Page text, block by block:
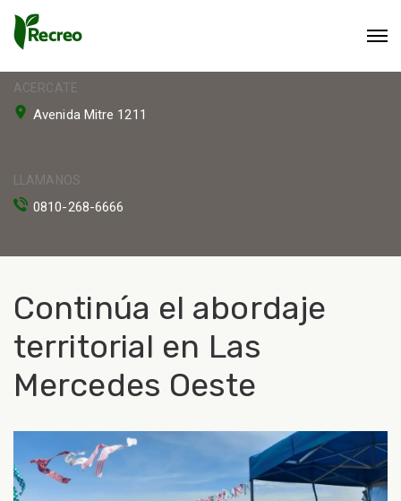
ACERCATE
Avenida Mitre 1211
LLAMANOS
0810-268-6666
Continúa el abordaje
territorial en Las
Mercedes Oeste